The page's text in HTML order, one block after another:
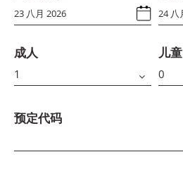
成人 儿童
预定代码